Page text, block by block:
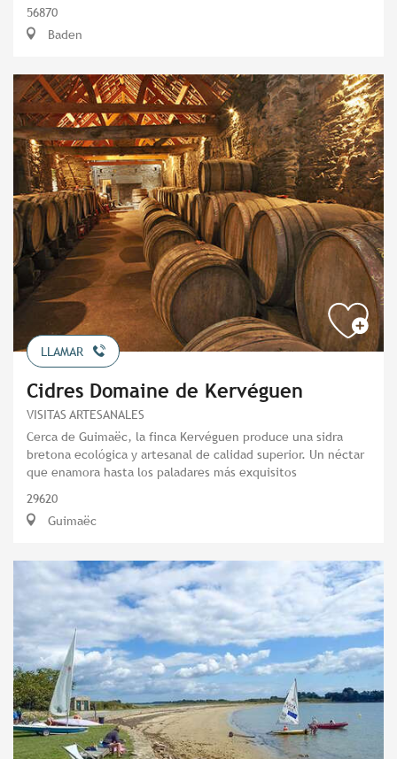
56870
Baden
LLAMAR
Cidres Domaine de Kervéguen
VISITAS ARTESANALES
Cerca de Guimaëc, la finca Kervéguen produce una sidra
bretona ecológica y artesanal de calidad superior. Un néctar
que enamora hasta los paladares más exquisitos
29620
Guimaëc